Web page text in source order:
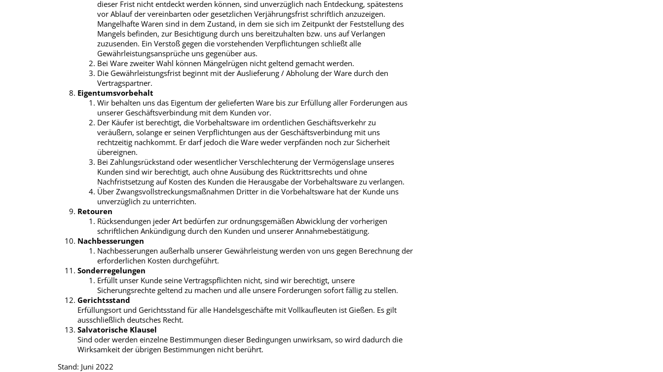
dieser Frist nicht entdeckt werden können, sind unverzüglich nach Entdeckung, spätestens
vor Ablauf der vereinbarten oder gesetzlichen Verjährungsfrist schriftlich anzuzeigen.
Mangelhafte Waren sind in dem Zustand, in dem sie sich im Zeitpunkt der Feststellung des
Mangels befinden, zur Besichtigung durch uns bereitzuhalten bzw. uns auf Verlangen
zuzusenden. Ein Verstoß gegen die vorstehenden Verpflichtungen schließt alle
Gewährleistungsansprüche uns gegenüber aus.
Bei Ware zweiter Wahl können Mängelrügen nicht geltend gemacht werden.
Die Gewährleistungsfrist beginnt mit der Auslieferung / Abholung der Ware durch den
Vertragspartner.
Eigentumsvorbehalt
Wir behalten uns das Eigentum der gelieferten Ware bis zur Erfüllung aller Forderungen aus
unserer Geschäftsverbindung mit dem Kunden vor.
Der Käufer ist berechtigt, die Vorbehaltsware im ordentlichen Geschäftsverkehr zu
veräußern, solange er seinen Verpflichtungen aus der Geschäftsverbindung mit uns
rechtzeitig nachkommt. Er darf jedoch die Ware weder verpfänden noch zur Sicherheit
übereignen.
Bei Zahlungsrückstand oder wesentlicher Verschlechterung der Vermögenslage unseres
Kunden sind wir berechtigt, auch ohne Ausübung des Rücktrittsrechts und ohne
Nachfristsetzung auf Kosten des Kunden die Herausgabe der Vorbehaltsware zu verlangen.
Über Zwangsvollstreckungsmaßnahmen Dritter in die Vorbehaltsware hat der Kunde uns
unverzüglich zu unterrichten.
Retouren
Rücksendungen jeder Art bedürfen zur ordnungsgemäßen Abwicklung der vorherigen
schriftlichen Ankündigung durch den Kunden und unserer Annahmebestätigung.
Nachbesserungen
Nachbesserungen außerhalb unserer Gewährleistung werden von uns gegen Berechnung der
erforderlichen Kosten durchgeführt.
Sonderregelungen
Erfüllt unser Kunde seine Vertragspflichten nicht, sind wir berechtigt, unsere
Sicherungsrechte geltend zu machen und alle unsere Forderungen sofort fällig zu stellen.
Gerichtsstand
Erfüllungsort und Gerichtsstand für alle Handelsgeschäfte mit Vollkaufleuten ist Gießen. Es gilt
ausschließlich deutsches Recht.
Salvatorische Klausel
Sind oder werden einzelne Bestimmungen dieser Bedingungen unwirksam, so wird dadurch die
Wirksamkeit der übrigen Bestimmungen nicht berührt.
Stand: Juni 2022